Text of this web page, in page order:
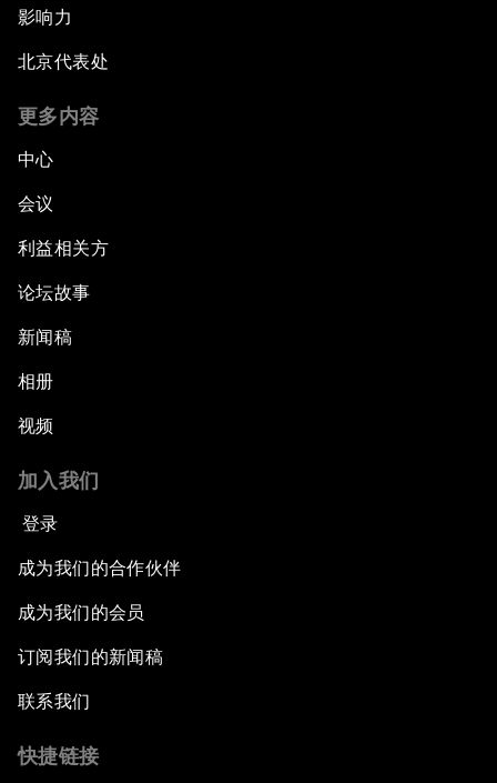
影响力
北京代表处
更多内容
中心
会议
利益相关方
论坛故事
新闻稿
相册
视频
加入我们
登录
成为我们的合作伙伴
成为我们的会员
订阅我们的新闻稿
联系我们
快捷链接